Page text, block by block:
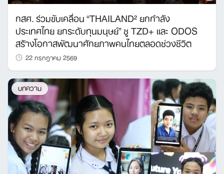
กสศ. ร่วมขับเคลื่อน “THAILAND² ยกกำลัง
ประเทศไทย ยกระดับทุนมนุษย์” ชู TZD+ และ ODOS
สร้างโอกาสพัฒนาศักยภาพคนไทยตลอดช่วงชีวิต
22 กรกฎาคม 2569
บทความ